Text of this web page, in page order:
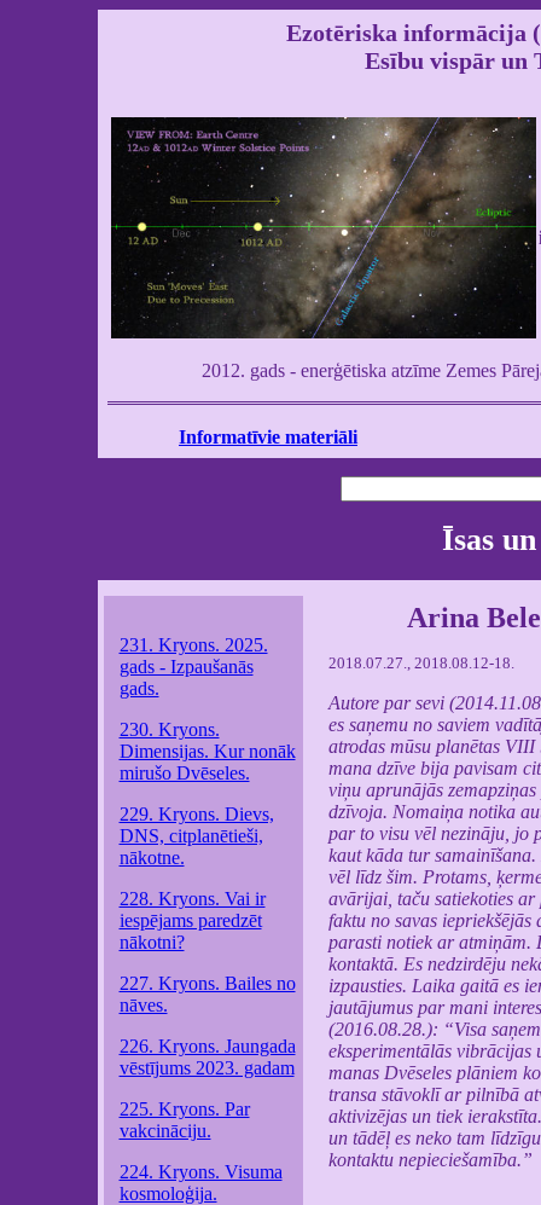
Ezotēriska informācija
Esību vispār un
2012. gads - enerģētiska atzīme Zemes
Informatīvie materiāli
Īsas
231. Kryons. 2025.
gads - Izpaušanās
gads.
230. Kryons.
Dimensijas. Kur nonāk
mirušo Dvēseles.
229. Kryons. Dievs,
DNS, citplanētieši,
nākotne.
228. Kryons. Vai ir
iespējams paredzēt
nākotni?
227. Kryons. Bailes no
nāves.
226. Kryons. Jaungada
vēstījums 2023. gadam
225. Kryons. Par
vakcināciju.
224. Kryons. Visuma
kosmoloģija.
Arina
2018.07.27., 2018.08.12-18.
Autore par sevi
es saņemu no saviem
atrodas mūsu planētas
mana dzīve bija pavisam
viņu aprunājās
dzīvoja. Nomaiņa notika
par to visu vēl nezināju, jo
kaut kāda tur
vēl līdz šim. Protams,
avārijai, taču satiekoties ar
faktu no savas iepriekšējās
parasti notiek ar atmiņām.
kontaktā. Es nedzirdēju
izpausties. Laika gaitā es
jautājumus par mani
(2016.08.28.): “Visa
eksperimentālās vibrācijas
manas Dvēseles plāniem
transa stāvoklī ar pilnībā
aktivizējas un tiek
un tādēļ es neko tam
kontaktu nepieciešamība.”